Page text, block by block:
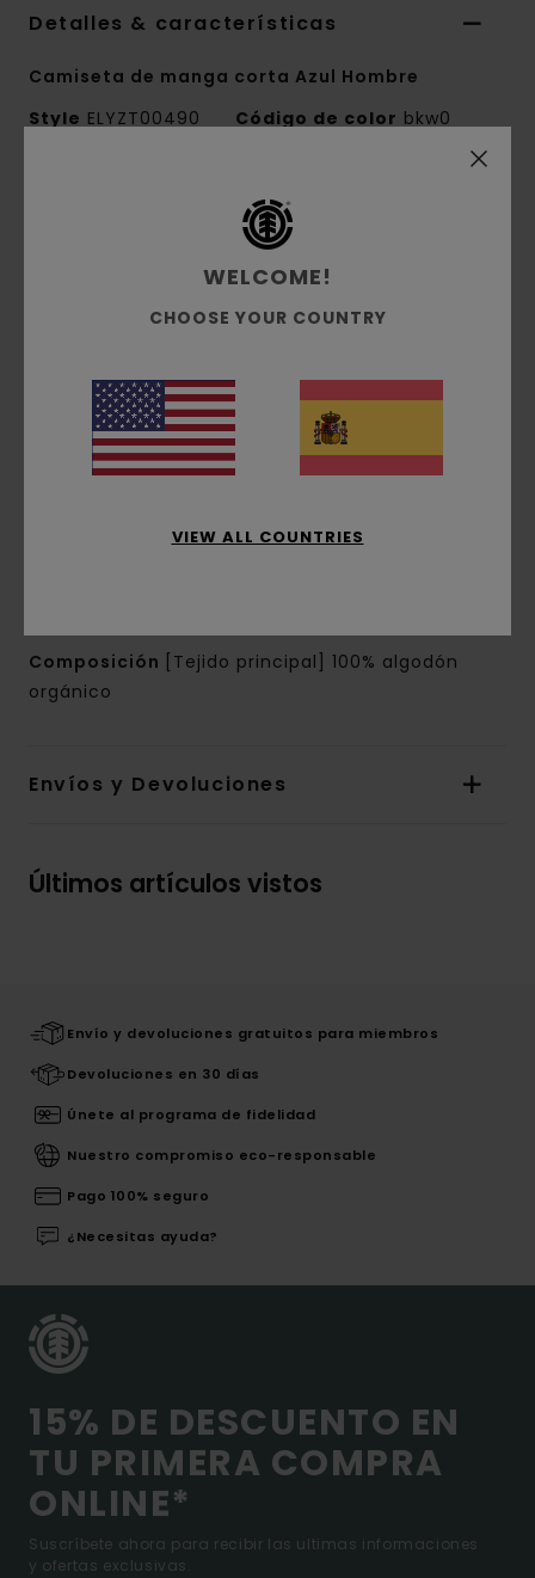
Detalles & características
Camiseta de manga corta Azul Hombre
Style ELYZT00490 Código de color bkw0
colección Mainline
tejido de punto de 100% algodón
orgánico [180 g/m2]
Cuello:Cuello redondo
Mangas:manga corta
Marca:estampados de base agua en el
Composición
[Tejido principal] 100% algodón
orgánico
Envíos y Devoluciones
Últimos artículos vistos
Envío y devoluciones gratuitos para miembros
Devoluciones en 30 días
Únete al programa de fidelidad
Nuestro compromiso eco-responsable
Pago 100% seguro
¿Necesitas ayuda?
15% DE DESCUENTO EN
TU PRIMERA COMPRA
ONLINE*
Suscríbete ahora para recibir las ultimas informaciones
y ofertas exclusivas.
WELCOME!
CHOOSE YOUR COUNTRY
VIEW ALL COUNTRIES